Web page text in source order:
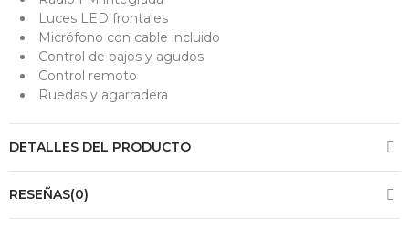
Luces LED frontales
Micrófono con cable incluido
Control de bajos y agudos
Control remoto
Ruedas y agarradera
DETALLES DEL PRODUCTO
RESEÑAS(0)